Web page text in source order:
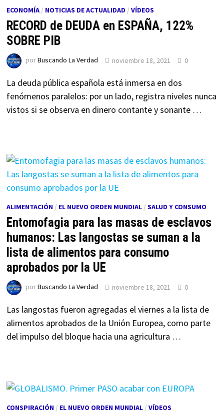
ECONOMÍA/ NOTICIAS DE ACTUALIDAD / VÍDEOS
RECORD de DEUDA en ESPAÑA, 122%
SOBRE PIB
porBuscando La Verdad noviembre 18, 2021 0
La deuda pública española está inmersa en dos
fenómenos paralelos: por un lado, registra niveles nunca
vistos si se observa en dinero contante y sonante …
ALIMENTACIÓN/ EL NUEVO ORDEN MUNDIAL/ SALUD Y CONSUMO
Entomofagia para las masas de esclavos
humanos: Las langostas se suman a la
lista de alimentos para consumo
aprobados por la UE
porBuscando La Verdad noviembre 18, 2021 0
Las langostas fueron agregadas el viernes a la lista de
alimentos aprobados de la Unión Europea, como parte
del impulso del bloque hacia una agricultura …
CONSPIRACIÓN/ EL NUEVO ORDEN MUNDIAL/ VÍDEOS